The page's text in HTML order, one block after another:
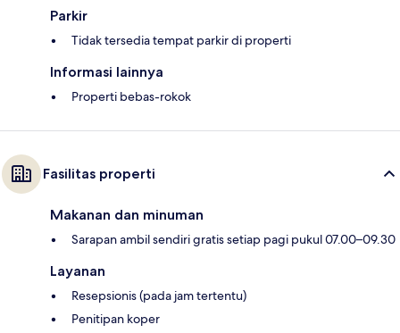
Parkir
Tidak tersedia tempat parkir di properti
Informasi lainnya
Properti bebas-rokok
Fasilitas properti
Makanan dan minuman
Sarapan ambil sendiri gratis setiap pagi pukul 07.00–09.30
Layanan
Resepsionis (pada jam tertentu)
Penitipan koper